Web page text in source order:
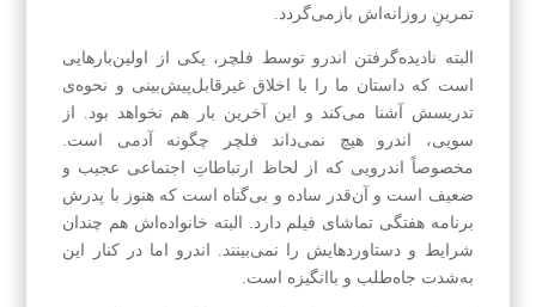
تمرینِ روزانه‌اش بازمی‌گردد.
البته نادیده‌گرفتن اندرو توسط فلچر، یکی از اولین‌بارهایی
است که داستان ما را با اخلاق غیرقابل‌پیش‌بینی و نحوه‌ی
تدریسش آشنا می‌کند و این آخرین بار هم نخواهد بود. از
سویی، اندرو هیچ نمی‌داند فلچر چگونه آدمی است.
مخصوصاً اندرویی که از لحاظ ارتباطاتِ اجتماعی عجیب و
ضعیف است و آن‌قدر ساده و بی‌گناه است که هنوز با پدرش
برنامه هفتگی تماشای فیلم دارد. البته خانواده‌اش هم چندان
شرایط و دستاوردهایش را نمی‌بینند. اندرو اما در کنار این
به‌شدت جاه‌طلب و باانگیزه است.